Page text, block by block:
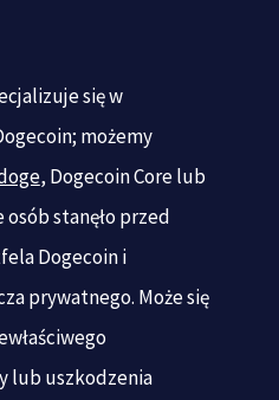
się w
możemy
, Dogecoin Core lub
stanęło przed
Dogecoin i
prywatnego. Może się
lub uszkodzenia